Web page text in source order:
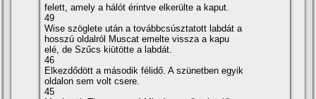
felett, amely a hálót érintve elkerülte a kaput.
49
Wise szöglete után a továbbcsúsztatott labdát a
hosszú oldalról Muscat emelte vissza a kapu
elé, de Szűcs kiütötte a labdát.
46
Elkezdődött a második félidő. A szünetben egyik
oldalon sem volt csere.
45